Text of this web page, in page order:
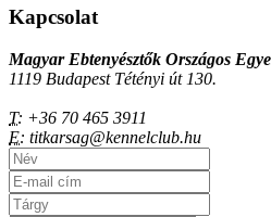
Kapcsolat
Magyar Ebtenyésztők Országos
1119 Budapest Tétényi út 130.
T: +36 70 465 3911
E: titkarsag@kennelclub.hu